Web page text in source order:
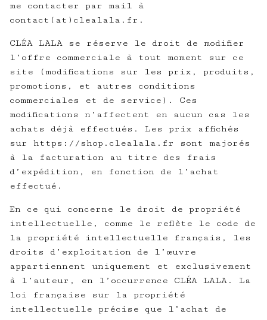
me contacter par mail à
contact(at)clealala.fr.
CLÉA LALA se réserve le droit de modifier
l’offre commerciale à tout moment sur ce
site (modifications sur les prix, produits,
promotions, et autres conditions
commerciales et de service). Ces
modifications n’affectent en aucun cas les
achats déjà effectués. Les prix affichés
sur https://shop.clealala.fr sont majorés
à la facturation au titre des frais
d’expédition, en fonction de l’achat
effectué.
En ce qui concerne le droit de propriété
intellectuelle, comme le reflète le code de
la propriété intellectuelle français, les
droits d’exploitation de l’œuvre
appartiennent uniquement et exclusivement
à l’auteur, en l’occurrence CLÉA LALA. La
loi française sur la propriété
intellectuelle précise que l’achat de